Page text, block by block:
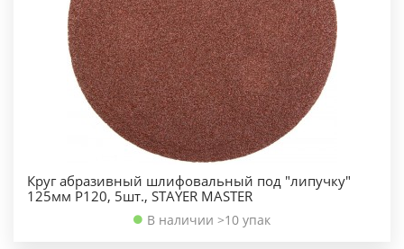
Круг абразивный шлифовальный под "липучку"
125мм Р120, 5шт., STAYER MASTER
В наличии >10 упак